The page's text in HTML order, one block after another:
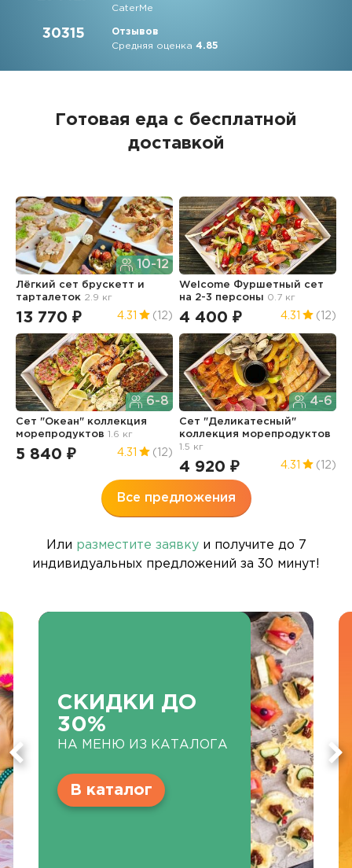
CaterMe
30315
Отзывов
Средняя оценка4.85
Готовая еда с бесплатной
доставкой
10-12
Лёгкий сет брускетт и
тарталеток 2.9 кг
13 770 ₽ 4.31 (12)
Welcome Фуршетный сет
на 2-3 персоны 0.7 кг
4 400 ₽ 4.31 (12)
6-8
Сет "Океан" коллекция
морепродуктов1.6 кг
5 840 ₽ 4.31 (12)
4-6
Сет "Деликатесный"
коллекция морепродуктов
1.5 кг
4 920 ₽ 4.31 (12)
Все предложения
Или разместите заявкуи получите до 7
индивидуальных предложений за 30 минут!
СКИДКИ ДО
30%
НА МЕНЮ ИЗ КАТАЛОГА
В каталог